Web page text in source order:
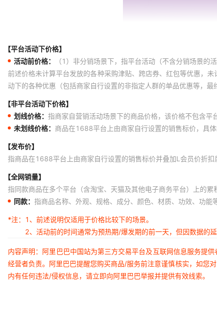
【平台活动下价格】
活动前价格：
（1）非分销场景下，指平台活动（不含分销场景
前述价格未计算平台发放的各种采购津贴、跨店券、红包等优惠，
动下的各种优惠（包括商家自行设置的非指定人群的单品优惠等，
【非平台活动下价格】
划线价格： 指商家自营销活动场景下的商品价格，该价格不包含平
未划线价格： 商品在1688平台上由商家自行设置的销售标价，具
【发布价】
指商品在1688平台上由商家自行设置的销售标价并叠加L会员价折扣
【全网销量】
指同款商品在多个平台（含淘宝、天猫及其他电子商务平台）上的累
同款： 指商品名称、外观、规格、成分、颜色、材质、功效、功能
*注：
1、前述说明仅适用于价格比较下的场景。
2、活动前的时间通常为预热期/爆发期的前一天，但因数据的
内容声明：阿里巴巴中国站为第三方交易平台及互联网信息服务提
经营者负责。阿里巴巴提醒您购买商品/服务前注意谨慎核实，如您
内有任何违法/侵权信息，请立即向阿里巴巴举报并提供有效线索。